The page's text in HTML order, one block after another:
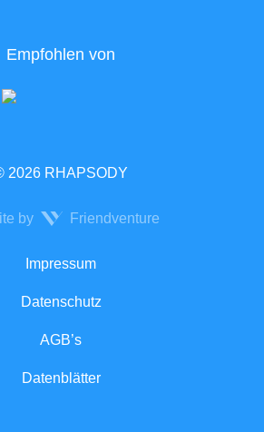
Empfohlen von
2026 RHAPSODY
by Friendventure
Impressum
Datenschutz
AGB’s
Datenblätter